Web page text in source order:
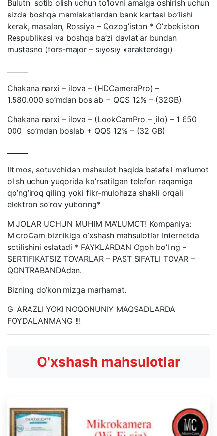
Bulutni sotib olish uchun to’lovni amalga oshirish uchun
sizda boshqa mamlakatlardan bank kartasi bo’lishi
kerak, masalan, Rossiya – Qozog’iston * O’zbekiston
Respublikasi va boshqa ba’zi davlatlar bundan
mustasno (fors-major – siyosiy xarakterdagi)
Chakana narxi – ilova – (HDCameraPro) –
1.580.000 so’mdan boslab + QQS 12% – (32GB)
Chakana narxi – ilova – (LookCamPro – jilo) – 1 650
000 so’mdan boslab + QQS 12% – (32 GB)
Iltimos, sotuvchidan mahsulot haqida batafsil ma’lumot
olish uchun yuqorida ko’rsatilgan telefon raqamiga
qo’ng’iroq qiling yoki fikr-mulohaza shakli orqali
elektron so’rov yuboring*
MIJOLAR UCHUN MUHIM MA’LUMOT! Kompaniya:
MicroCam biznikiga o’xshash mahsulotlar Internetda
sotilishini eslatadi * FAYKLARDAN Ogoh bo’ling –
SERTIFIKATSIZ TOVARLAR – PAST SIFATLI TOVAR –
QONTRABANDAdan.
Bizning do’konimizga marhamat.
G`ARAZLI YOKI NOQONUNIY MAQSADLARDA
FOYDALANMANG !!!
O'xshash mahsulotlar